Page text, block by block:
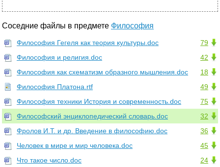
Соседние файлы в предмете Философия
79
Философия Гегеля как теория культуры.doc
42
Философия и религия.doc
18
Философия как схематизм образного мышления.doc
49
Философия Платона.rtf
75
Философия техники История и современность.doc
32
Философский энциклопедический словарь.doc
36
Фролов И.Т. и др. Введение в философию.doc
45
Человек в мире и мир человека.doc
24
Что такое число.doc